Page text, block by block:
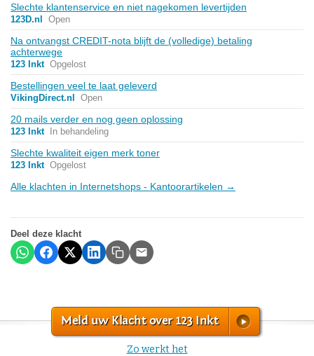
Slechte klantenservice en niet nagekomen levertijden
123D.nl Open
Na ontvangst CREDIT-nota blijft de (volledige) betaling
achterwege
123 Inkt Opgelost
Bestellingen veel te laat geleverd
VikingDirect.nl Open
20 mails verder en nog geen oplossing
123 Inkt In behandeling
Slechte kwaliteit eigen merk toner
123 Inkt Opgelost
Alle klachten in Internetshops - Kantoorartikelen →
Deel deze klacht
Meld uw Klacht over 123 Inkt
Zo werkt het